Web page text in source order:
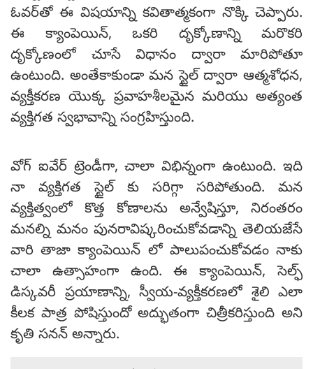
ఓవర్‌తో ఈ విషయాన్ని కవితాత్మకంగా నొక్కి చెప్పారు.
ఈ క్యాంపెయిన్, ఒకరి దృక్కోణాన్ని మరొకరి
దృక్కోణంలో చూసే విధానం ద్వారా మారిపోతూ
ఉంటుంది. అంతేకాకుండా మన స్టైల్ ద్వారా ఆత్మశోధన,
వ్యక్తీకరణ యొక్క ప్రవాహశీలమైన మరియు అత్యంత
వ్యక్తిగత స్వభావాన్ని సంగ్రహిస్తుంది.
వోగ్ ఐవేర్ ట్రెండీగా, చాలా విభిన్నంగా ఉంటుంది. ఇది
నా వ్యక్తిగత స్టైల్ కు సరిగ్గా సరిపోతుంది. మన
వ్యక్తిత్వంలో కొత్త కోణాలను అన్వేషిస్తూ, నిరంతరం
మనల్ని మనం పునరావిష్కరించుకోవడాన్ని తెలియజేసే
వారి తాజా క్యాంపెయిన్ లో పాలుపంచుకోవడం నాకు
చాలా ఉత్సాహంగా ఉంది. ఈ క్యాంపెయిన్, సెల్ఫ్
డిస్కవరీ ప్రయాణాన్ని, స్వీయ-వ్యక్తీకరణలో శైలి ఎలా
కీలక పాత్ర పోషిస్తుందో అద్భుతంగా చిత్రీకరిస్తుంది అని
కృతి సనన్ అన్నారు.